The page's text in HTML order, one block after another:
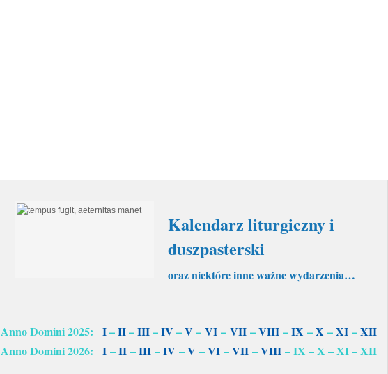
Kalendarz liturgiczny i
duszpasterski
oraz niektóre inne ważne wydarzenia…
Anno Domini 2025: I–II–III–IV–V– VI – VII –VIII –IX –X –XI –XII
Anno Domini 2026: I –II –III –IV –V –VI –VII –VIII – IX – X – XI – XII